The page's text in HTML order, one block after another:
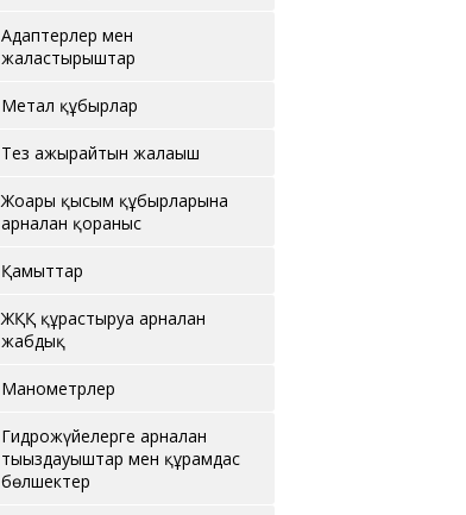
Адаптерлер мен
жалғастырғыштар
Метал құбырлар
Тез ажырайтын жалғағыш
Жоғары қысым құбырларына
арналған қорғаныс
Қамыттар
ЖҚҚ құрастыруға арналған
жабдық
Манометрлер
Гидрожүйелерге арналған
тығыздауыштар мен құрамдас
бөлшектер